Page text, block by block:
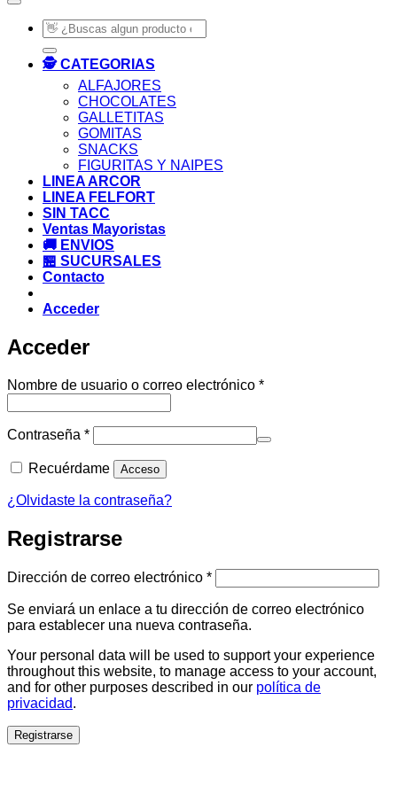
Buscar
por:
🕵️ CATEGORIAS
ALFAJORES
CHOCOLATES
GALLETITAS
GOMITAS
SNACKS
FIGURITAS Y NAIPES
LINEA ARCOR
LINEA FELFORT
SIN TACC
Ventas Mayoristas
🚚 ENVIOS
🏪 SUCURSALES
Contacto
Acceder
Acceder
Nombre de usuario o correo electrónico *Obligatorio
Contraseña *Obligatorio
Recuérdame Acceso
¿Olvidaste la contraseña?
Registrarse
Dirección de correo electrónico *Obligatorio
Se enviará un enlace a tu dirección de correo electrónico
para establecer una nueva contraseña.
Your personal data will be used to support your experience
throughout this website, to manage access to your account,
and for other purposes described in our política de
privacidad.
Registrarse